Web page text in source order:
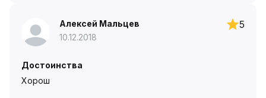
Алексей Мальцев
10.12.2018
5
Достоинства
Хорош